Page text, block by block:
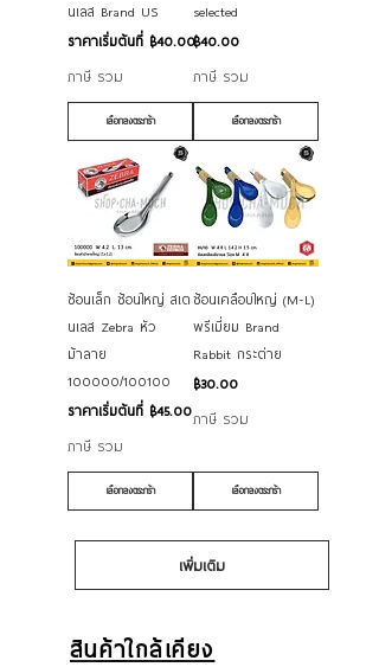
นเลส Brand US
ราคาเริ่มต้นที่ ฿40.00
ราคาขายลด
ภาษี รวม
เลือกลงตระกร้า
selected
ราคา
฿40.00
ภาษี รวม
เลือกลงตระกร้า
ช้อนเล็ก ช้อนใหญ่ สเต
นเลส Zebra หัว
ม้าลาย
100000/100100
ราคาเริ่มต้นที่ ฿45.00
ราคาขายลด
ภาษี รวม
เลือกลงตระกร้า
ช้อนเคลือบใหญ่ (M-L)
พรีเมี่ยม Brand
Rabbit กระต่าย
ราคา
฿30.00
ภาษี รวม
เลือกลงตระกร้า
เพิ่มเติม
สินค้าใกล้เคียง